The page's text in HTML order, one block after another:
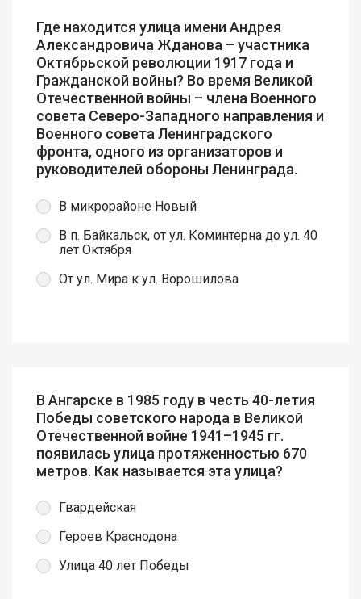
Где находится улица имени Андрея
Александровича Жданова – участника
Октябрьской революции 1917 года и
Гражданской войны? Во время Великой
Отечественной войны – члена Военного
совета Северо-Западного направления и
Военного совета Ленинградского
фронта, одного из организаторов и
руководителей обороны Ленинграда.
В микрорайоне Новый
В п. Байкальск, от ул. Коминтерна до ул. 40
лет Октября
От ул. Мира к ул. Ворошилова
В Ангарске в 1985 году в честь 40-летия
Победы советского народа в Великой
Отечественной войне 1941–1945 гг.
появилась улица протяженностью 670
метров. Как называется эта улица?
Гвардейская
Героев Краснодона
Улица 40 лет Победы